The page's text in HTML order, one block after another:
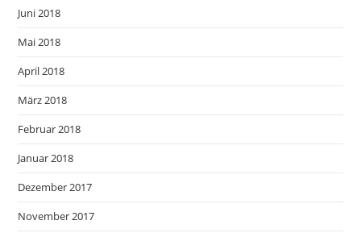
Juni 2018
Mai 2018
April 2018
März 2018
Februar 2018
Januar 2018
Dezember 2017
November 2017